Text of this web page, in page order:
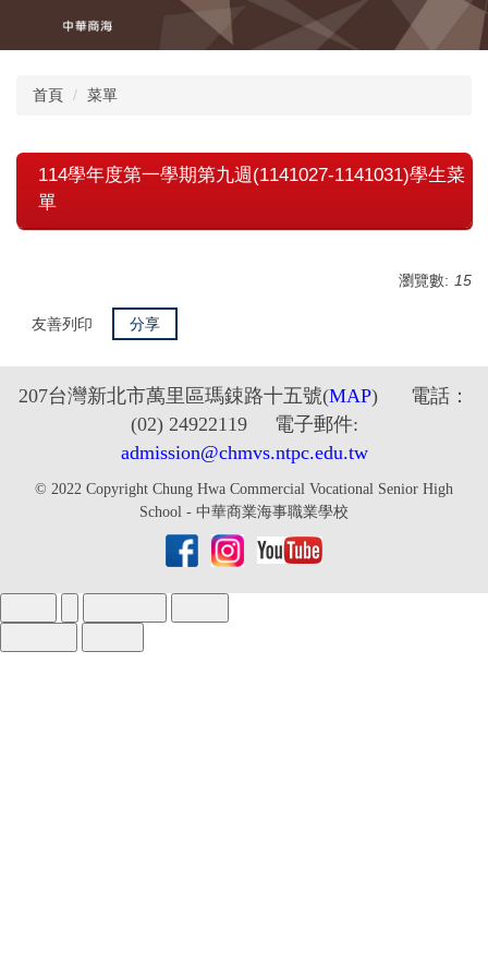
區
首頁 菜單
114學年度第一學期第九週(1141027-1141031)學生菜
單
瀏覽數: 15
友善列印 分享
207台灣新北市萬里區瑪鋉路十五號(MAP) 電話：
(02) 24922119 電子郵件:
admission@chmvs.ntpc.edu.tw
© 2022 Copyright Chung Hwa Commercial Vocational Senior High
School - 中華商業海事職業學校